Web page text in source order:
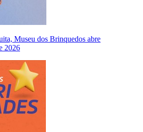
Museu dos Brinquedos abre
2026